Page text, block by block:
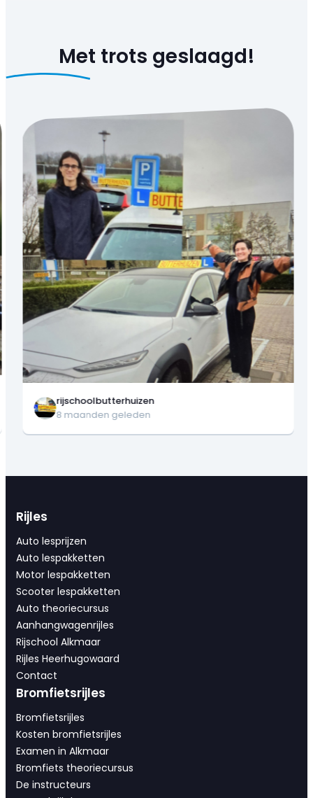
Met trots geslaagd!
rijschoolbutterhuizen
8 maanden geleden
Rijles
Auto lesprijzen
Auto lespakketten
Motor lespakketten
Scooter lespakketten
Auto theoriecursus
Aanhangwagenrijles
Rijschool Alkmaar
Rijles Heerhugowaard
Contact
Bromfietsrijles
Bromfietsrijles
Kosten bromfietsrijles
Examen in Alkmaar
Bromfiets theoriecursus
De instructeurs